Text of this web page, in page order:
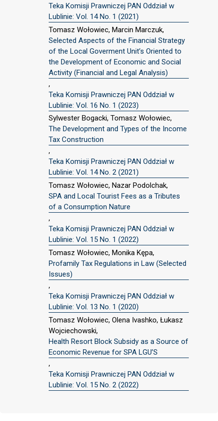
Teka Komisji Prawniczej PAN Oddział w
Lublinie: Vol. 14 No. 1 (2021)
Tomasz Wołowiec, Marcin Marczuk,
Selected Aspects of the Financial Strategy
of the Local Goverment Unit’s Oriented to
the Development of Economic and Social
Activity (Financial and Legal Analysis)
,
Teka Komisji Prawniczej PAN Oddział w
Lublinie: Vol. 16 No. 1 (2023)
Sylwester Bogacki, Tomasz Wołowiec,
The Development and Types of the Income
Tax Construction
,
Teka Komisji Prawniczej PAN Oddział w
Lublinie: Vol. 14 No. 2 (2021)
Tomasz Wołowiec, Nazar Podolchak,
SPA and Local Tourist Fees as a Tributes
of a Consumption Nature
,
Teka Komisji Prawniczej PAN Oddział w
Lublinie: Vol. 15 No. 1 (2022)
Tomasz Wołowiec, Monika Kępa,
Profamily Tax Regulations in Law (Selected
Issues)
,
Teka Komisji Prawniczej PAN Oddział w
Lublinie: Vol. 13 No. 1 (2020)
Tomasz Wołowiec, Olena Ivashko, Łukasz
Wojciechowski,
Health Resort Block Subsidy as a Source of
Economic Revenue for SPA LGU’S
,
Teka Komisji Prawniczej PAN Oddział w
Lublinie: Vol. 15 No. 2 (2022)